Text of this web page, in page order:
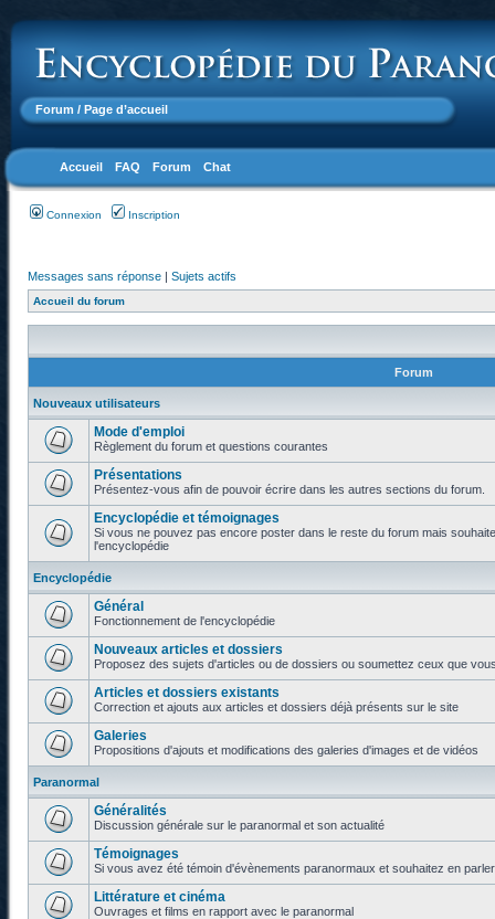
Forum / Page d’accueil
Accueil FAQ Forum Chat
Connexion Inscription
Messages sans réponse | Sujets actifs
Accueil du forum
Forum
Nouveaux utilisateurs
Mode d'emploi
Règlement du forum et questions courantes
Présentations
Présentez-vous afin de pouvoir écrire dans les autres sections du forum.
Encyclopédie et témoignages
Si vous ne pouvez pas encore poster dans le reste du forum mais
l'encyclopédie
Encyclopédie
Général
Fonctionnement de l'encyclopédie
Nouveaux articles et dossiers
Proposez des sujets d'articles ou de dossiers ou soumettez ceux que
Articles et dossiers existants
Correction et ajouts aux articles et dossiers déjà présents sur le site
Galeries
Propositions d'ajouts et modifications des galeries d'images et de vidéos
Paranormal
Généralités
Discussion générale sur le paranormal et son actualité
Témoignages
Si vous avez été témoin d'évènements paranormaux et souhaitez en
Littérature et cinéma
Ouvrages et films en rapport avec le paranormal